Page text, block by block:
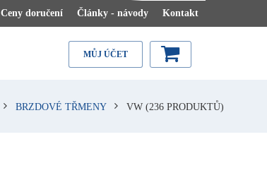
Ceny doručení Články - návody Kontakt
MŮJ ÚČET
BRZDOVÉ TŘMENY VW (236 PRODUKTŮ)